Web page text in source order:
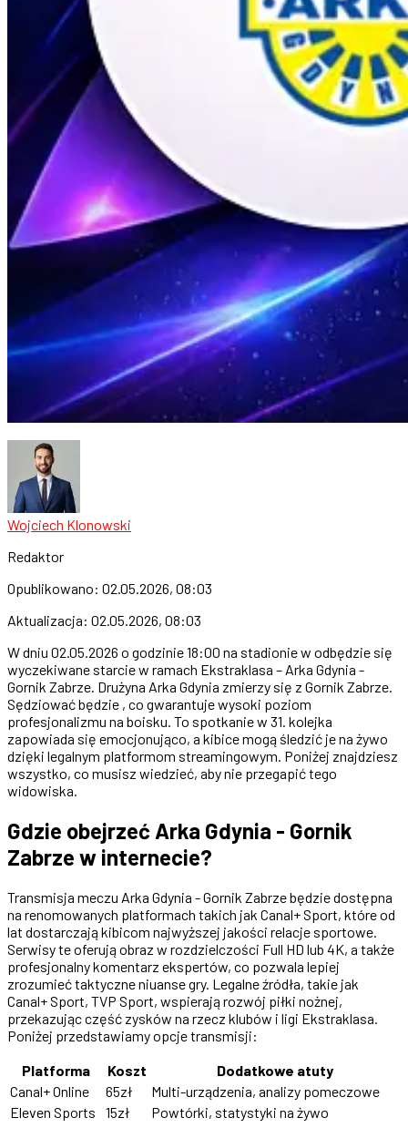
Wojciech Klonowski
Redaktor
Opublikowano: 02.05.2026, 08:03
Aktualizacja: 02.05.2026, 08:03
W dniu 02.05.2026 o godzinie 18:00 na stadionie w odbędzie się
wyczekiwane starcie w ramach Ekstraklasa – Arka Gdynia -
Gornik Zabrze. Drużyna Arka Gdynia zmierzy się z Gornik Zabrze.
Sędziować będzie , co gwarantuje wysoki poziom
profesjonalizmu na boisku. To spotkanie w 31. kolejka
zapowiada się emocjonująco, a kibice mogą śledzić je na żywo
dzięki legalnym platformom streamingowym. Poniżej znajdziesz
wszystko, co musisz wiedzieć, aby nie przegapić tego
widowiska.
Gdzie obejrzeć Arka Gdynia - Gornik
Zabrze w internecie?
Transmisja meczu Arka Gdynia - Gornik Zabrze będzie dostępna
na renomowanych platformach takich jak Canal+ Sport, które od
lat dostarczają kibicom najwyższej jakości relacje sportowe.
Serwisy te oferują obraz w rozdzielczości Full HD lub 4K, a także
profesjonalny komentarz ekspertów, co pozwala lepiej
zrozumieć taktyczne niuanse gry. Legalne źródła, takie jak
Canal+ Sport, TVP Sport, wspierają rozwój piłki nożnej,
przekazując część zysków na rzecz klubów i ligi Ekstraklasa.
Poniżej przedstawiamy opcje transmisji:
Platforma
Koszt
Dodatkowe atuty
Canal+ Online
65zł
Multi-urządzenia, analizy pomeczowe
Eleven Sports
15zł Powtórki, statystyki na żywo